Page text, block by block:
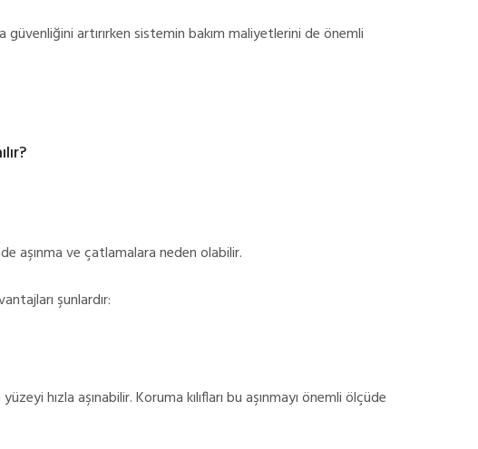
güvenliğini artırırken sistemin bakım maliyetlerini de önemli
aşınma ve çatlamalara neden olabilir.
şunlardır:
hızla aşınabilir. Koruma kılıfları bu aşınmayı önemli ölçüde